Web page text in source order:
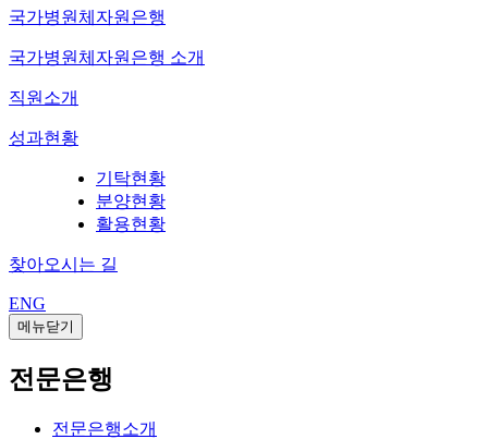
국가병원체자원은행
국가병원체자원은행 소개
직원소개
성과현황
기탁현황
분양현황
활용현황
찾아오시는 길
ENG
메뉴닫기
전문은행
전문은행소개